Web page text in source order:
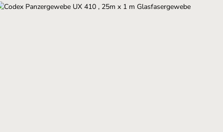
Bildergalerie überspringen